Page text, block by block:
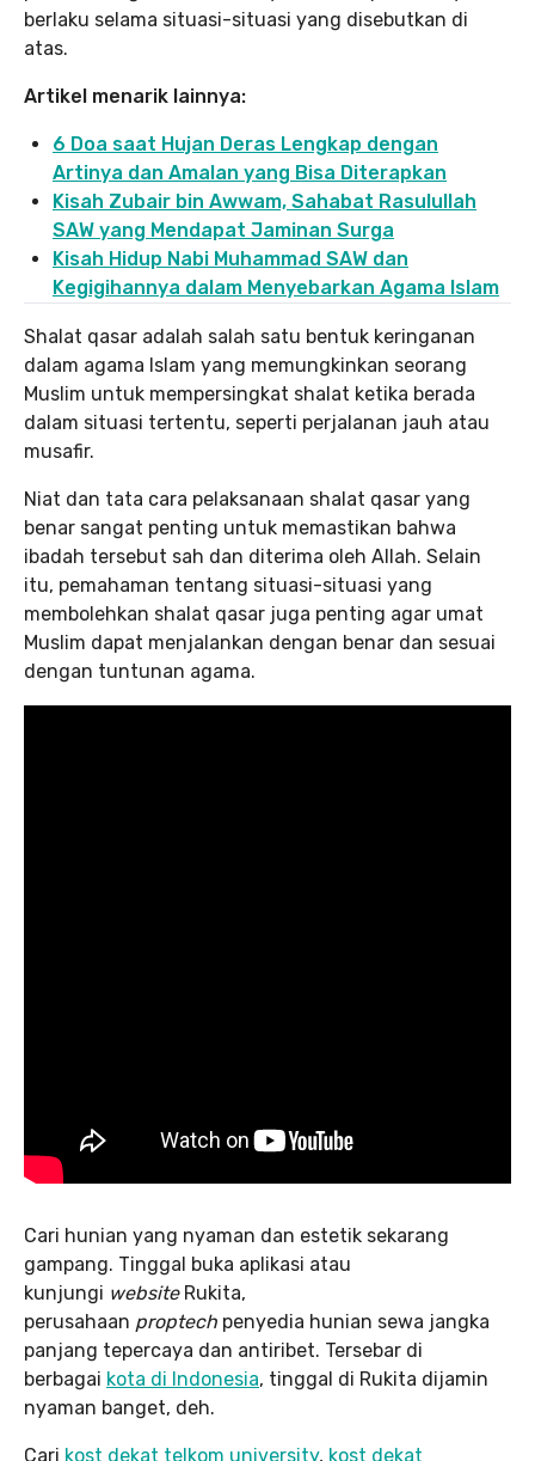
berlaku selama situasi-situasi yang disebutkan di
atas.
Artikel menarik lainnya:
6 Doa saat Hujan Deras Lengkap dengan
Artinya dan Amalan yang Bisa Diterapkan
Kisah Zubair bin Awwam, Sahabat Rasulullah
SAW yang Mendapat Jaminan Surga
Kisah Hidup Nabi Muhammad SAW dan
Kegigihannya dalam Menyebarkan Agama Islam
Shalat qasar adalah salah satu bentuk keringanan
dalam agama Islam yang memungkinkan seorang
Muslim untuk mempersingkat shalat ketika berada
dalam situasi tertentu, seperti perjalanan jauh atau
musafir.
Niat dan tata cara pelaksanaan shalat qasar yang
benar sangat penting untuk memastikan bahwa
ibadah tersebut sah dan diterima oleh Allah. Selain
itu, pemahaman tentang situasi-situasi yang
membolehkan shalat qasar juga penting agar umat
Muslim dapat menjalankan dengan benar dan sesuai
dengan tuntunan agama.
Cari hunian yang nyaman dan estetik sekarang
gampang. Tinggal buka aplikasi atau
kunjungi websiteRukita,
perusahaan proptech penyedia hunian sewa jangka
panjang tepercaya dan antiribet. Tersebar di
berbagai kota di Indonesia, tinggal di Rukita dijamin
nyaman banget, deh.
Cari kost dekat telkom university, kost dekat